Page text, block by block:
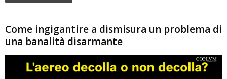
Come ingigantire a dismisura un problema di
una banalità disarmante